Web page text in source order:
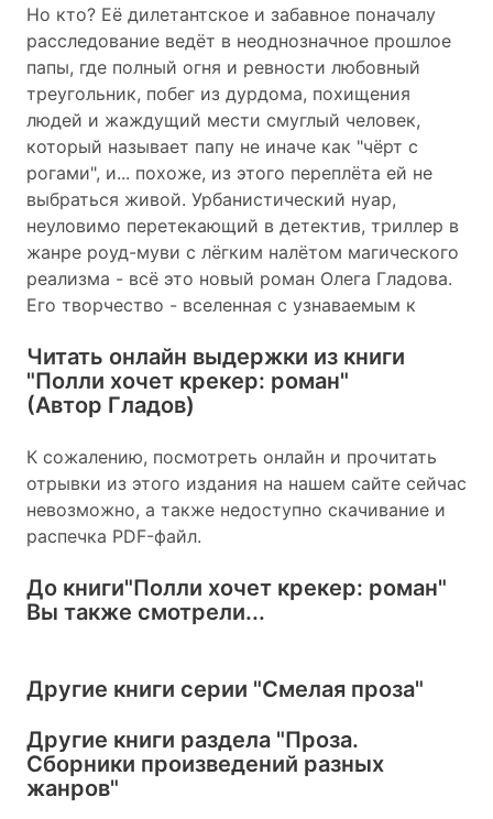
Но кто? Её дилетантское и забавное поначалу
расследование ведёт в неоднозначное прошлое
папы, где полный огня и ревности любовный
треугольник, побег из дурдома, похищения
людей и жаждущий мести смуглый человек,
который называет папу не иначе как "чёрт с
рогами", и... похоже, из этого переплёта ей не
выбраться живой. Урбанистический нуар,
неуловимо перетекающий в детектив, триллер в
жанре роуд-муви с лёгким налётом магического
реализма - всё это новый роман Олега Гладова.
Его творчество - вселенная с узнаваемым к
Читать онлайн выдержки из книги
"Полли хочет крекер: роман"
(Автор Гладов)
К сожалению, посмотреть онлайн и прочитать
отрывки из этого издания на нашем сайте сейчас
невозможно, а также недоступно скачивание и
распечка PDF-файл.
До книги"Полли хочет крекер: роман"
Вы также смотрели...
Другие книги серии "Смелая проза"
Другие книги раздела "Проза.
Сборники произведений разных
жанров"